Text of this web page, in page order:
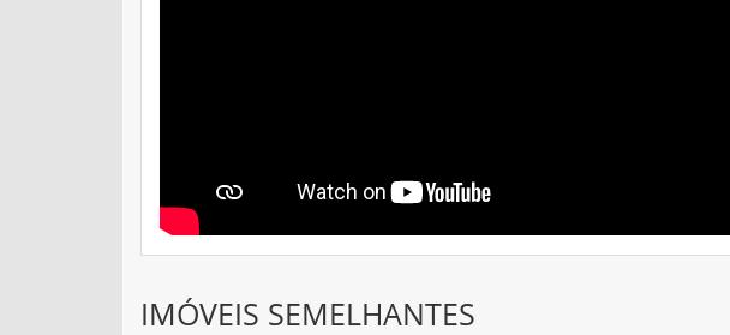
IMÓVEIS SEMELHANTES